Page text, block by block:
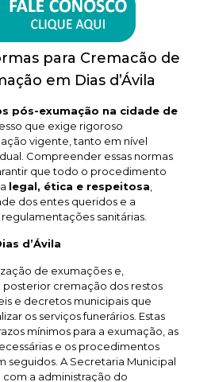
para Cremacão de
em Dias d’Ávila
pós-exumação na cidade de
que exige rigoroso
vigente, tanto em nível
Compreender essas normas
que todo o procedimento
legal, ética e respeitosa
dos entes queridos e a
sanitárias.
d’Ávila
de exumações e,
cremação dos restos
e decretos municipais que
os serviços funerários. Estas
mínimos para a exumação, as
e os procedimentos
seguidos. A Secretaria Municipal
a administração do